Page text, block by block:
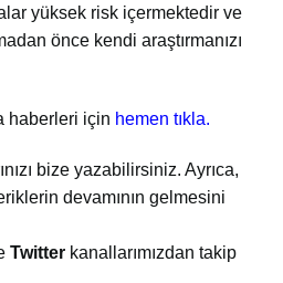
yüksek risk içermektedir ve
önce kendi araştırmanızı
haberleri için hemen tıkla.
bize yazabilirsiniz. Ayrıca,
devamının gelmesini
Twitter kanallarımızdan takip